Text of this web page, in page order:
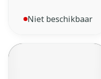
Niet beschikbaar